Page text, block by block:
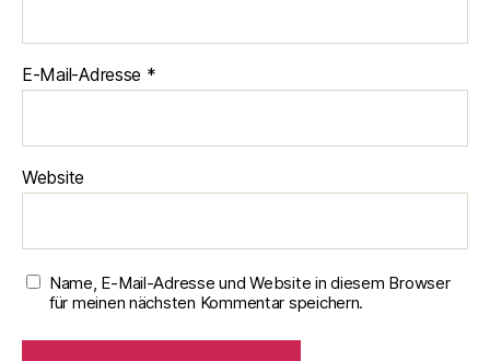
E-Mail-Adresse *
Website
Name, E-Mail-Adresse und Website in diesem Browser
für meinen nächsten Kommentar speichern.